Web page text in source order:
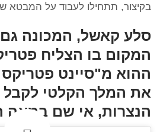
בקיצור, תתחילו לעבוד על המבטא
סלע קאשל, המכונה
המקום בו הצליח
ההוא מ"סיינט
את המלך הקלטי לקבל
הנצרות, אי שם במאה